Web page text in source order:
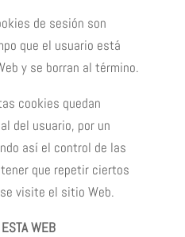
de sesión son
que el usuario está
y se borran al término.
cookies quedan
del usuario, por un
así el control de las
que repetir ciertos
visite el sitio Web.
WEB